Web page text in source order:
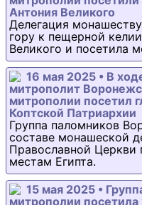
Антония Великого
Делегация
гору к пещерной
Великого и посетила
16 мая 2025 • В
митрополит
митрополии посетил
Коптской Патриархии
Группа паломников
составе монашеской
Православной Церкви
местам Египта.
15 мая 2025 •
митрополии посетила